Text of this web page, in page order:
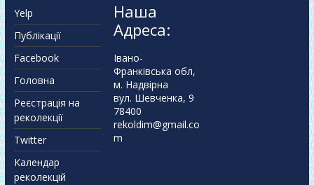
Yelp
Публікації
Facebook
Головна
Реєстрація на
реколекції
Twitter
Календар
реколекцій
Наша
Адреса:
Івано-
Франківська обл,
м. Надвірна
вул. Шевченка, 9
78400
rekoldim@gmail.co
m